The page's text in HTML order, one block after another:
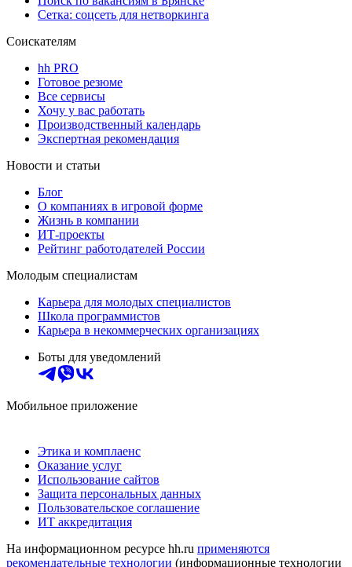
Сетка: соцсеть для нетворкинга
Соискателям
hh PRO
Готовое резюме
Все сервисы
Хочу у вас работать
Производственный календарь
Экспертная рекомендация
Новости и статьи
Блог
О компаниях в игровой форме
Жизнь в компании
ИТ-проекты
Рейтинг работодателей России
Молодым специалистам
Карьера для молодых специалистов
Школа программистов
Карьера в некоммерческих организациях
Боты для уведомлений
Мобильное приложение
Этика и комплаенс
Оказание услуг
Использование сайтов
Защита персональных данных
Пользовательское соглашение
ИТ аккредитация
На информационном ресурсе hh.ru применяются
рекомендательные технологии (информационные технологии